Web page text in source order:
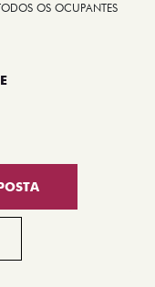
OS OCUPANTES